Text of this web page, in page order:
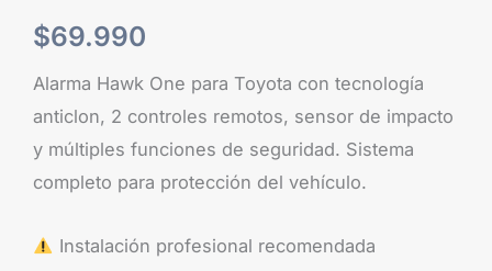
$69.990
Alarma Hawk One para Toyota con tecnología
anticlon, 2 controles remotos, sensor de impacto
y múltiples funciones de seguridad. Sistema
completo para protección del vehículo.
Instalación profesional recomendada